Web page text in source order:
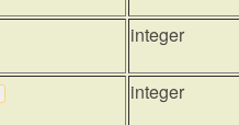
integer
integer